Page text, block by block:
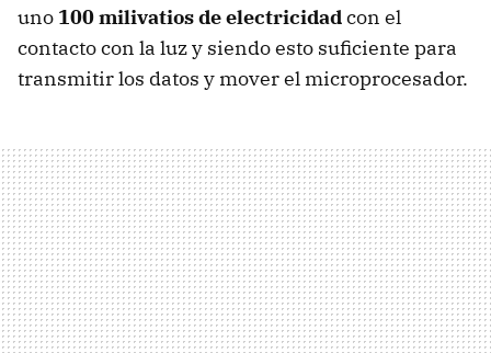
uno 100 milivatios de electricidadcon el
contacto con la luz y siendo esto suficiente para
transmitir los datos y mover el microprocesador.